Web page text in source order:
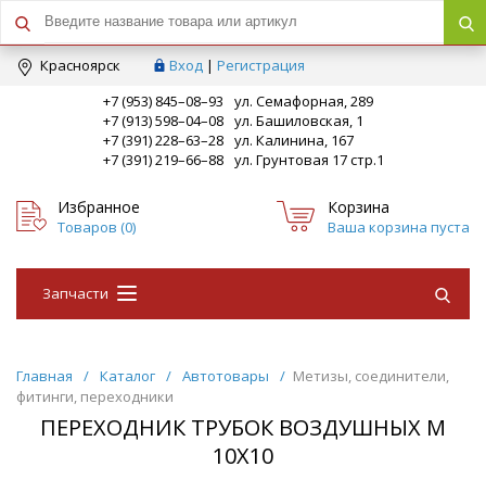
Краcноярск Вход | Регистрация
+7 (953) 845–08–93
ул. Семафорная, 289
+7 (913) 598–04–08 ул. Башиловская, 1
+7 (391) 228–63–28 ул. Калинина, 167
+7 (391) 219–66–88 ул. Грунтовая 17 стр.1
Избранное
Товаров (0)
Корзина
Ваша корзина пуста
Запчасти
Главная / Каталог / Автотовары / Метизы, соединители,
фитинги, переходники
ПЕРЕХОДНИК ТРУБОК ВОЗДУШНЫХ М
10Х10